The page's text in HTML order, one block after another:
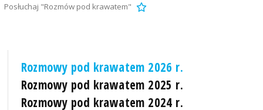
Posłuchaj "Rozmów pod krawatem"
Rozmowy pod krawatem 2026 r.
Rozmowy pod krawatem 2025 r.
Rozmowy pod krawatem 2024 r.